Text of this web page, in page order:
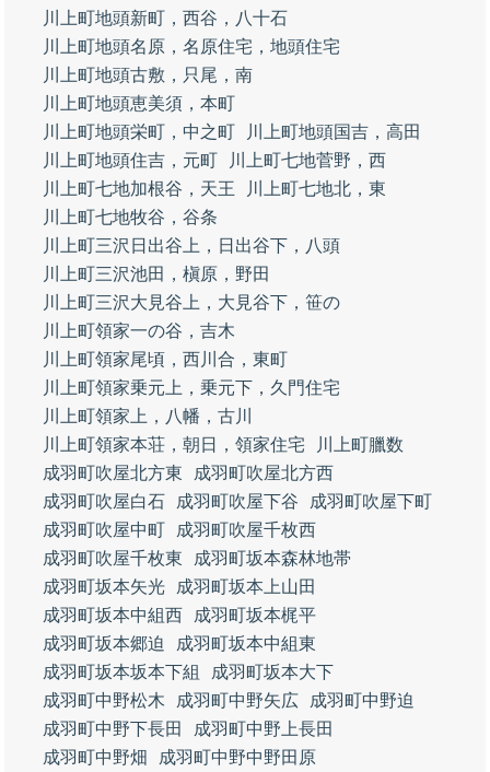
川上町地頭新町，西谷，八十石
川上町地頭名原，名原住宅，地頭住宅
川上町地頭古敷，只尾，南
川上町地頭恵美須，本町
川上町地頭栄町，中之町
川上町地頭国吉，高田
川上町地頭住吉，元町
川上町七地菅野，西
川上町七地加根谷，天王
川上町七地北，東
川上町七地牧谷，谷条
川上町三沢日出谷上，日出谷下，八頭
川上町三沢池田，槇原，野田
川上町三沢大見谷上，大見谷下，笹の
川上町領家一の谷，吉木
川上町領家尾頃，西川合，東町
川上町領家乗元上，乗元下，久門住宅
川上町領家上，八幡，古川
川上町領家本荘，朝日，領家住宅
川上町臘数
成羽町吹屋北方東
成羽町吹屋北方西
成羽町吹屋白石
成羽町吹屋下谷
成羽町吹屋下町
成羽町吹屋中町
成羽町吹屋千枚西
成羽町吹屋千枚東
成羽町坂本森林地帯
成羽町坂本矢光
成羽町坂本上山田
成羽町坂本中組西
成羽町坂本梶平
成羽町坂本郷迫
成羽町坂本中組東
成羽町坂本坂本下組
成羽町坂本大下
成羽町中野松木
成羽町中野矢広
成羽町中野迫
成羽町中野下長田
成羽町中野上長田
成羽町中野畑
成羽町中野中野田原